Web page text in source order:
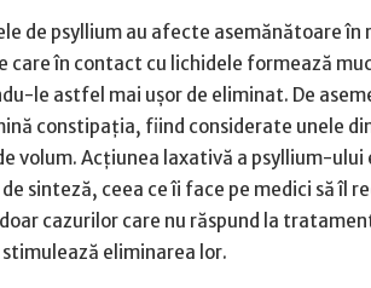
de psyllium au afecte asemănătoare
în contact cu lichidele formează
le astfel mai uşor de eliminat. De
constipaţia, fiind considerate unele
volum. Acţiunea laxativă a psyllium-ului
sinteză, ceea ce îi face pe medici să îl
cazurilor care nu răspund la
eliminarea lor.